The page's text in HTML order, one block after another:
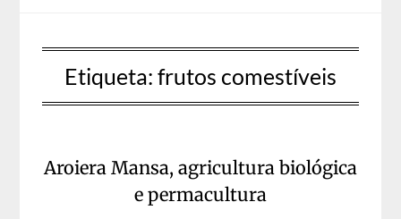
Etiqueta: frutos comestíveis
Aroiera Mansa, agricultura biológica
e permacultura